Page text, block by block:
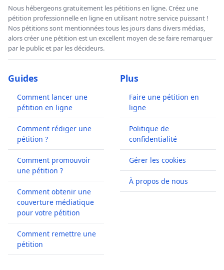
Nous hébergeons gratuitement les pétitions en ligne. Créez une
pétition professionnelle en ligne en utilisant notre service puissant !
Nos pétitions sont mentionnées tous les jours dans divers médias,
alors créer une pétition est un excellent moyen de se faire remarquer
par le public et par les décideurs.
Guides
Comment lancer une
pétition en ligne
Comment rédiger une
pétition ?
Comment promouvoir
une pétition ?
Comment obtenir une
couverture médiatique
pour votre pétition
Comment remettre une
pétition
Plus
Faire une pétition en
ligne
Politique de
confidentialité
Gérer les cookies
À propos de nous